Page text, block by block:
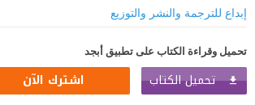
إبداع للترجمة والنشر والتوزيع
تحميل وقراءة الكتاب على تطبيق أبجد
تحميل الكتاب اشترك الآن